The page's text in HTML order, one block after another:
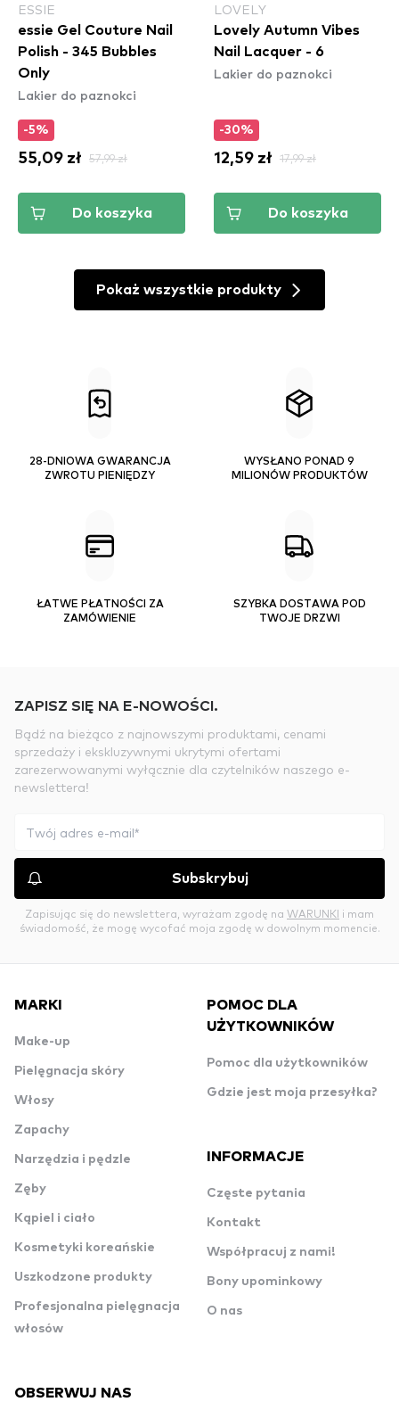
ESSIE
essie Gel Couture Nail
Polish - 345 Bubbles
Only
Lakier do paznokci
-5%
55,09 zł 57,99 zł
Do koszyka
LOVELY
Lovely Autumn Vibes
Nail Lacquer - 6
Lakier do paznokci
-30%
12,59 zł 17,99 zł
Do koszyka
Pokaż wszystkie produkty
28-DNIOWA GWARANCJA
ZWROTU PIENIĘDZY
WYSŁANO PONAD 9
MILIONÓW PRODUKTÓW
ŁATWE PŁATNOŚCI ZA
ZAMÓWIENIE
SZYBKA DOSTAWA POD
TWOJE DRZWI
ZAPISZ SIĘ NA E-NOWOŚCI.
Bądź na bieżąco z najnowszymi produktami, cenami
sprzedaży i ekskluzywnymi ukrytymi ofertami
zarezerwowanymi wyłącznie dla czytelników naszego e-
newslettera!
Subskrybuj
Zapisując się do newslettera, wyrażam zgodę na WARUNKI i mam
świadomość, że mogę wycofać moja zgodę w dowolnym momencie.
MARKI
Make-up
Pielęgnacja skóry
Włosy
Zapachy
Narzędzia i pędzle
Zęby
Kąpiel i ciało
Kosmetyki koreańskie
Uszkodzone produkty
Profesjonalna pielęgnacja
włosów
POMOC DLA
UŻYTKOWNIKÓW
Pomoc dla użytkowników
Gdzie jest moja przesyłka?
INFORMACJE
Częste pytania
Kontakt
Współpracuj z nami!
Bony upominkowy
O nas
OBSERWUJ NAS